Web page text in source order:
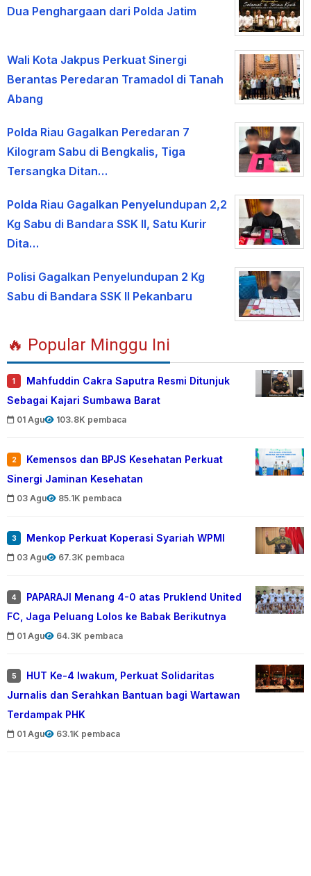
Dua Penghargaan dari Polda Jatim
Wali Kota Jakpus Perkuat Sinergi
Berantas Peredaran Tramadol di Tanah
Abang
Polda Riau Gagalkan Peredaran 7
Kilogram Sabu di Bengkalis, Tiga
Tersangka Ditan…
Polda Riau Gagalkan Penyelundupan 2,2
Kg Sabu di Bandara SSK II, Satu Kurir
Dita…
Polisi Gagalkan Penyelundupan 2 Kg
Sabu di Bandara SSK II Pekanbaru
🔥 Popular Minggu Ini
1
Mahfuddin Cakra Saputra Resmi Ditunjuk
Sebagai Kajari Sumbawa Barat
01 Agu 103.8K pembaca
2
Kemensos dan BPJS Kesehatan Perkuat
Sinergi Jaminan Kesehatan
03 Agu 85.1K pembaca
3 Menkop Perkuat Koperasi Syariah WPMI
03 Agu 67.3K pembaca
4
PAPARAJI Menang 4-0 atas Pruklend United
FC, Jaga Peluang Lolos ke Babak Berikutnya
01 Agu 64.3K pembaca
5
HUT Ke-4 Iwakum, Perkuat Solidaritas
Jurnalis dan Serahkan Bantuan bagi Wartawan
Terdampak PHK
01 Agu 63.1K pembaca